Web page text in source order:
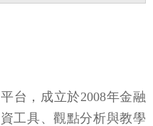
台，成立於2008年金融
工具、觀點分析與教學